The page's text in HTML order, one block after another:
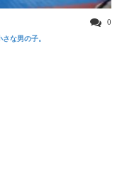
0
な男の子。